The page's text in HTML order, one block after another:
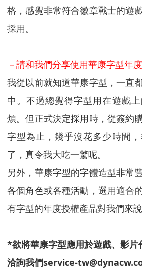
格，感覺非常符合徽章戰士的遊
採用。
－請和我們分享使用華康字型年
我從以前就知道華康字型，一直
中。不過總覺得字型用在遊戲
煩。但正式決定採用時，從簽約
字型為止，幾乎沒花多少時間
了，真令我大吃一驚呢。
另外，華康字型的字體造型非常
各個角色或各種活動，選用適合
有字型的年度授權產品對我們來說
*欲將華康字型應用於遊戲、影
洽詢我們service-